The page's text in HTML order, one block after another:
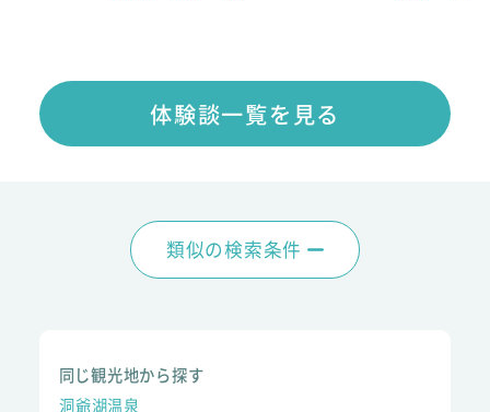
体験談一覧を見る
類似の検索条件
同じ観光地から探す
洞爺湖温泉